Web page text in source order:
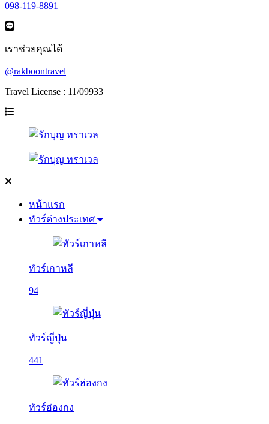
098-119-8891
เราช่วยคุณได้
@rakboontravel
Travel License : 11/09933
หน้าแรก
ทัวร์ต่างประเทศ
ทัวร์เกาหลี
94
ทัวร์ญี่ปุ่น
441
ทัวร์ฮ่องกง